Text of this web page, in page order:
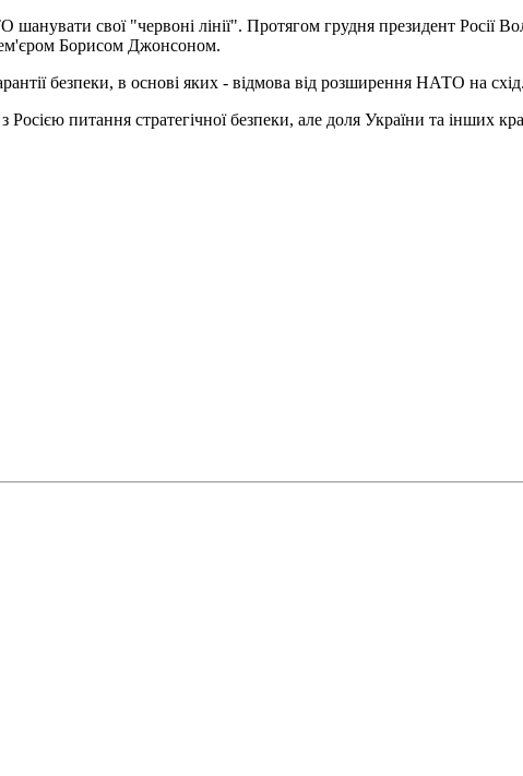
свої "червоні лінії". Протягом грудня президент Росії
Борисом Джонсоном.
безпеки, в основі яких - відмова від розширення НАТО на схід.
питання стратегічної безпеки, але доля України та інших